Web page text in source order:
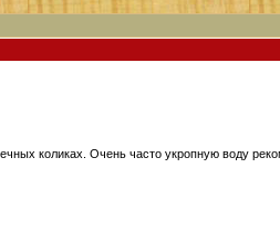
коликах. Очень часто укропную воду